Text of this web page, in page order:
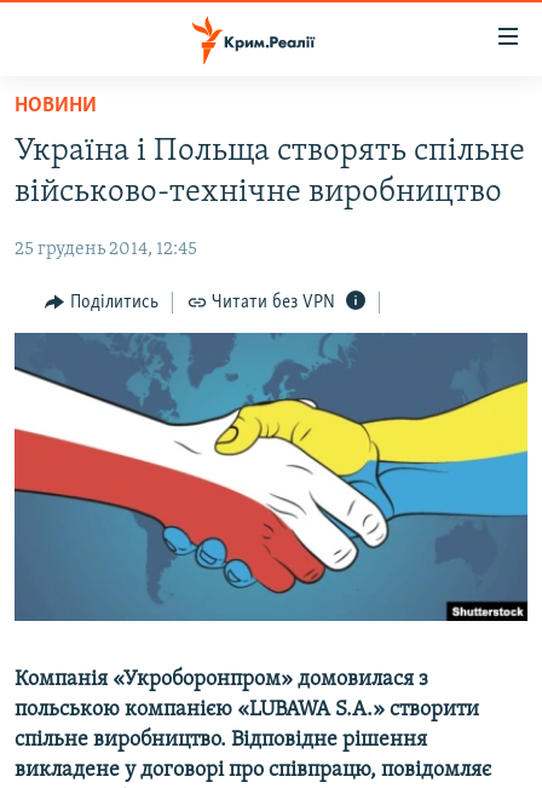
Перейти
основного
матеріалу
до
навігації
Перейти
до
пошуку
ВОДА.КРИМ
ПОЛІТИКА
БЛОГИ
ІНТЕРВ'Ю
ВСЕ ЗА ДЕНЬ
ВІДЕОУРОКИ «ELIFBE»
СВІДЧЕННЯ ОКУПАЦІЇ
ЯК ОБІЙТИ БЛОКУВАННЯ
Qırımtatar
НОВИНИ
Україна і Польща створять спільне
військово-технічне виробництво
25 грудень 2014, 12:45
Поділитись Читати без VPN
Компанія «Укроборонпром» домовилася з
польською компанією «LUBAWA S.A.» створити
спільне виробництво. Відповідне рішення
викладене у договорі про співпрацю, повідомляє